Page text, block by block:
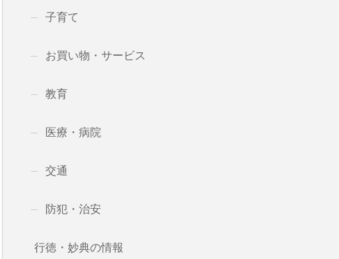
子育て
お買い物・サービス
教育
医療・病院
交通
防犯・治安
行徳・妙典の情報